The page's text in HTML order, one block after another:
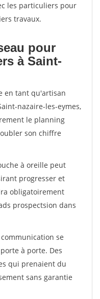
les particuliers pour
travaux.
pour
à Saint-
en tant qu'artisan
nazaire-les-eymes,
le planning
son chiffre
à oreille peut
progresser et
obligatoirement
prospectsion dans
se
à porte. Des
qui prenaient du
sans garantie